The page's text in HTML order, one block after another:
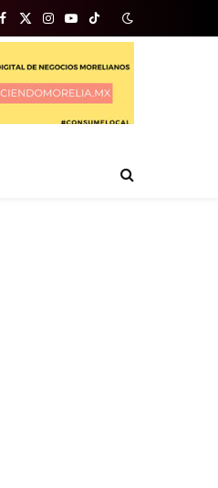
Facebook
X
(Twitter)
Instagram
YouTubeTikTok